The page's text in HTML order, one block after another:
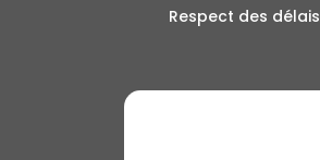
Respect des délais